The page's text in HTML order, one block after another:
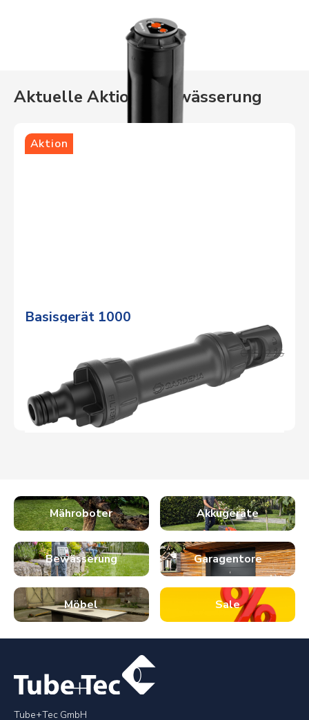
Aktuelle Aktionen Bewässerung
Aktion
Basisgerät 1000
CHF 20.95
CHF 22.95
Mähroboter Akkugeräte
Bewässerung Garagentore
Möbel Sale
Tube+Tec GmbH